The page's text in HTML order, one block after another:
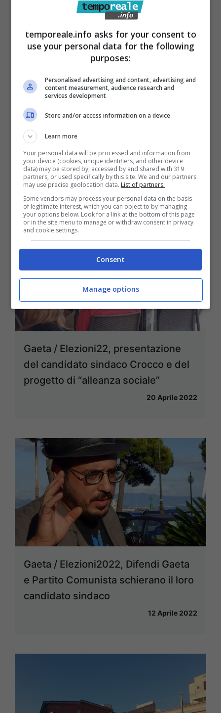
Gaeta / Elezioni22, il candidato
sindaco Crocco e il senatore Dessì
sul lavoro stagionale
Gaeta / Elezioni22, presentazione
del candidato sindaco Crocco e del
progetto di “alleanza sociale”
20 Aprile 2022
Gaeta / Elezioni2022, Difendi Gaeta
e Partito Comunista schierano il loro
candidato sindaco
12 Aprile 2022
temporeale.info asks for your consent to
use your personal data for the following
purposes:
Personalised advertising and content, advertising and
content measurement, audience research and
services development
Store and/or access information on a device
Learn more
Your personal data will be processed and information from
your device (cookies, unique identifiers, and other device
data) may be stored by, accessed by and shared with 319
partners, or used specifically by this site. We and our partners
may use precise geolocation data. List of partners.
Some vendors may process your personal data on the basis
of legitimate interest, which you can object to by managing
your options below. Look for a link at the bottom of this page
or in the site menu to manage or withdraw consent in privacy
and cookie settings.
Consent
Manage options